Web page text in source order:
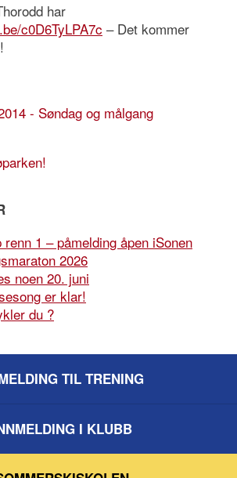
har
c0D6TyLPA7c – Det kommer
- Søndag og målgang
1 – påmelding åpen iSonen
2026
noen 20. juni
er klar!
du ?
TIL TRENING
I KLUBB